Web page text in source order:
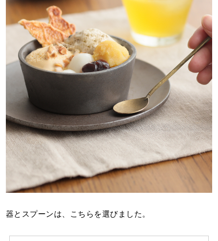
器とスプーンは、こちらを選びました。